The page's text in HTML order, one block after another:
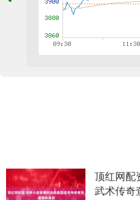
顶红网配
武术传奇